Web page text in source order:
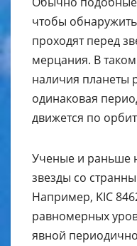
чтобы
проходят перед
мерцания. В
наличия планеты
одинаковая
движется по
Ученые и раньше
звезды со
Например, KIC
равномерных
явной